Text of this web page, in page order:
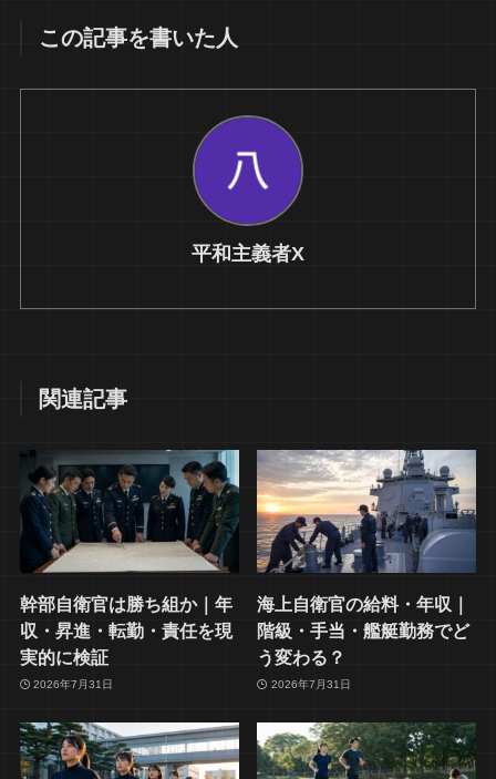
この記事を書いた人
平和主義者X
関連記事
幹部自衛官は勝ち組か｜年
収・昇進・転勤・責任を現
実的に検証
2026年7月31日
海上自衛官の給料・年収｜
階級・手当・艦艇勤務でど
う変わる？
2026年7月31日